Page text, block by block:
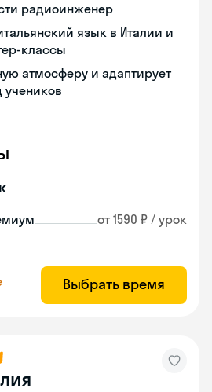
радиоинженер
язык в Италии и
классы
атмосферу и адаптирует
от 1590 ₽ / урок
Выбрать время